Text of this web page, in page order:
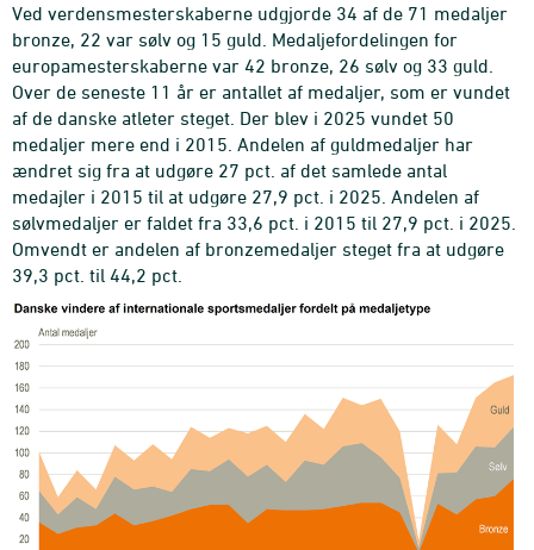
Ved verdensmesterskaberne udgjorde 34 af de 71 medaljer
bronze, 22 var sølv og 15 guld. Medaljefordelingen for
europamesterskaberne var 42 bronze, 26 sølv og 33 guld.
Over de seneste 11 år er antallet af medaljer, som er vundet
af de danske atleter steget. Der blev i 2025 vundet 50
medaljer mere end i 2015. Andelen af guldmedaljer har
ændret sig fra at udgøre 27 pct. af det samlede antal
medajler i 2015 til at udgøre 27,9 pct. i 2025. Andelen af
sølvmedaljer er faldet fra 33,6 pct. i 2015 til 27,9 pct. i 2025.
Omvendt er andelen af bronzemedaljer steget fra at udgøre
39,3 pct. til 44,2 pct.